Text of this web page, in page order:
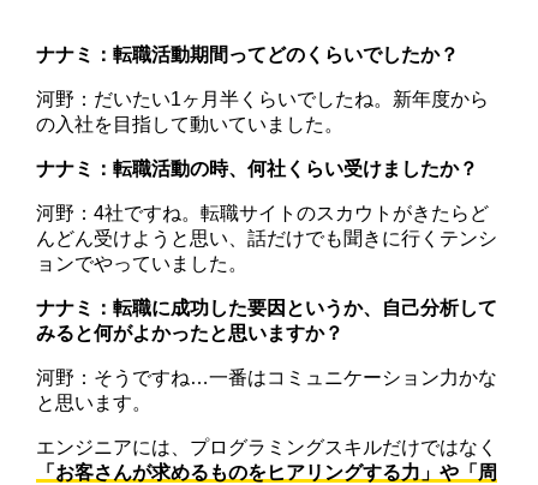
ナナミ：転職活動期間ってどのくらいでしたか？
河野：だいたい1ヶ月半くらいでしたね。新年度から
の入社を目指して動いていました。
ナナミ：転職活動の時、何社くらい受けましたか？
河野：4社ですね。転職サイトのスカウトがきたらど
んどん受けようと思い、話だけでも聞きに行くテンシ
ョンでやっていました。
ナナミ：転職に成功した要因というか、自己分析して
みると何がよかったと思いますか？
河野：そうですね…一番はコミュニケーション力かな
と思います。
エンジニアには、プログラミングスキルだけではなく
「お客さんが求めるものをヒアリングする力」や「周